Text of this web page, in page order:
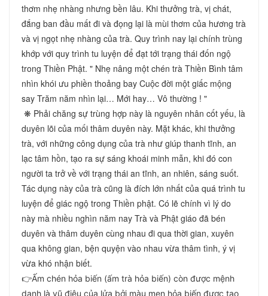
thơm nhẹ nhàng nhưng bền lâu. Khi thưởng trà, vị chát,
đắng ban đầu mất đi và đọng lại là mùi thơm của hương trà
và vị ngọt nhẹ nhàng của trà. Quy trình nay lại chính trùng
khớp với quy trình tu luyện để đạt tới trạng thái đốn ngộ
trong Thiền Phật. " Nhẹ nâng một chén trà Thiền Bình tâm
nhìn khói ưu phiền thoảng bay Cuộc đời một giấc mộng
say Trăm năm nhìn lại… Mới hay… Vô thường ! "
❋ Phải chăng sự trùng hợp này là nguyên nhân cốt yếu, là
duyên lõi của mối thâm duyên này. Mặt khác, khi thưởng
trà, với những công dụng của trà như giúp thanh tĩnh, an
lạc tâm hồn, tạo ra sự sáng khoái minh mẫn, khi đó con
người ta trở về với trạng thái an tĩnh, an nhiên, sáng suốt.
Tác dụng này của trà cũng là đích lớn nhất của quá trình tu
luyện để giác ngộ trong Thiền phật. Có lẽ chính vì lý do
này mà nhiều nghìn năm nay Trà và Phật giáo đã bén
duyên và thâm duyên cùng nhau đi qua thời gian, xuyên
qua không gian, bện quyện vào nhau vừa thâm tình, ý vị
vừa khó nhận biết.
👉Ấm chén hỏa biến (ấm trà hỏa biến) còn được mệnh
danh là vũ điệu của lửa bởi màu men hỏa biến được tạo